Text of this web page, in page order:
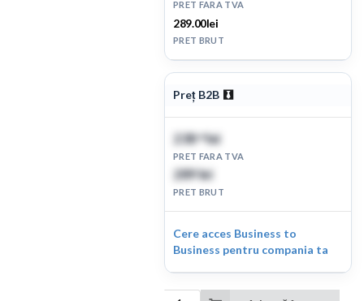
PRET FARA TVA
289.00lei
PRET BRUT
Preț B2B
238 lei
PRET FARA TVA
289lei
PRET BRUT
Cere acces Business to
Business pentru compania ta